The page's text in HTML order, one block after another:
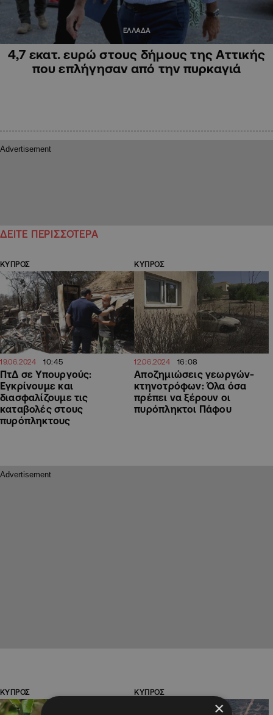
ΕΛΛΑΔΑ
4,7 εκατ. ευρώ στους δήμους της Αττικής
που επλήγησαν από την πυρκαγιά
ΔΕΙΤΕ ΠΕΡΙΣΣΟΤΕΡΑ
ΚΥΠΡΟΣ
19.06.2024 10:45
ΠτΔ σε Υπουργούς:
Εγκρίνουμε και
διασφαλίζουμε τις
καταβολές στους
πυρόπληκτους
ΚΥΠΡΟΣ
12.06.2024 16:08
Αποζημιώσεις γεωργών-
κτηνοτρόφων: Όλα όσα
πρέπει να ξέρουν οι
πυρόπληκτοι Πάφου
ΚΥΠΡΟΣ ΚΥΠΡΟΣ
×